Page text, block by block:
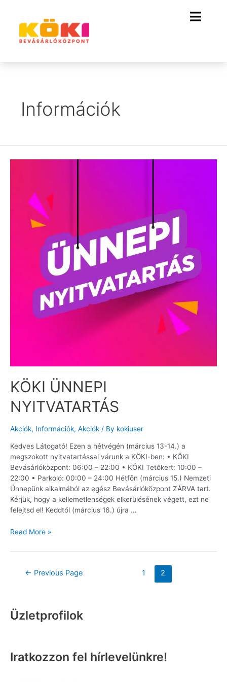
Információk
KÖKI ÜNNEPI
NYITVATARTÁS
Akciók, Információk, Akciók / By kokiuser
Kedves Látogató! Ezen a hétvégén (március 13-14.) a
megszokott nyitvatartással várunk a KÖKI-ben: • KÖKI
Bevásárlóközpont: 06:00 – 22:00 • KÖKI Tetőkert: 10:00 –
22:00 • Parkoló: 00:00 – 24:00 Hétfőn (március 15.) Nemzeti
Ünnepünk alkalmából az egész Bevásárlóközpont ZÁRVA tart.
Kérjük, hogy a kellemetlenségek elkerülésének végett, ezt ne
felejtsd el! Keddtől (március 16.) újra …
Read More »
← Previous Page 1 2
Üzletprofilok
Iratkozzon fel hírlevelünkre!